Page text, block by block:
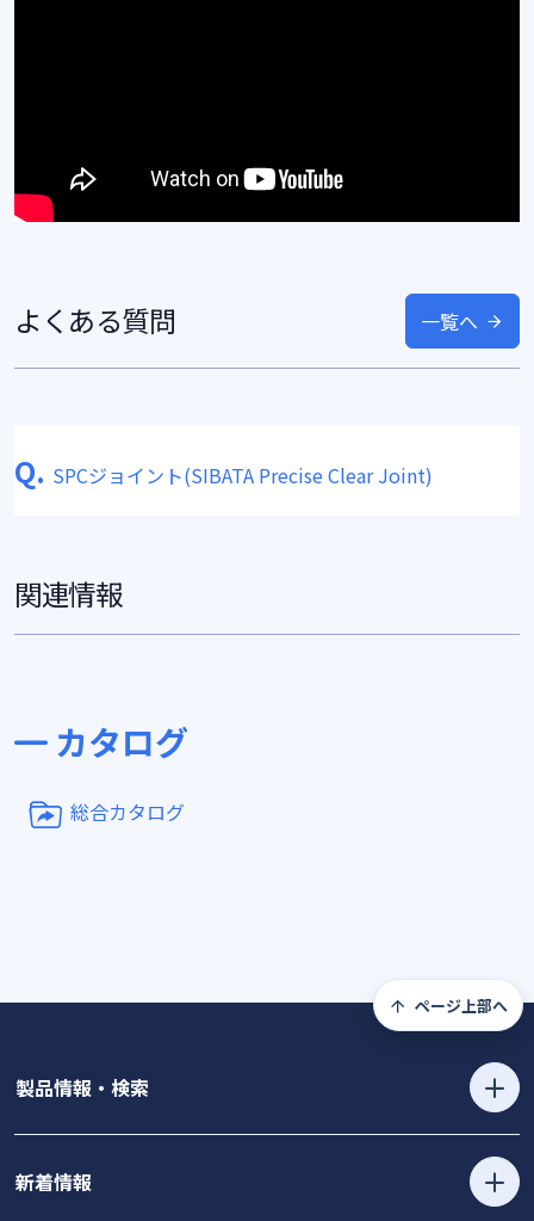
よくある質問 一覧へ
Q. SPCジョイント(SIBATA Precise Clear Joint)
関連情報
カタログ
総合カタログ
ページ上部へ
製品情報・検索
新着情報